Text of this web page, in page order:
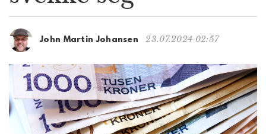
t
n
John Martin Johansen 23.07.2024 02:57